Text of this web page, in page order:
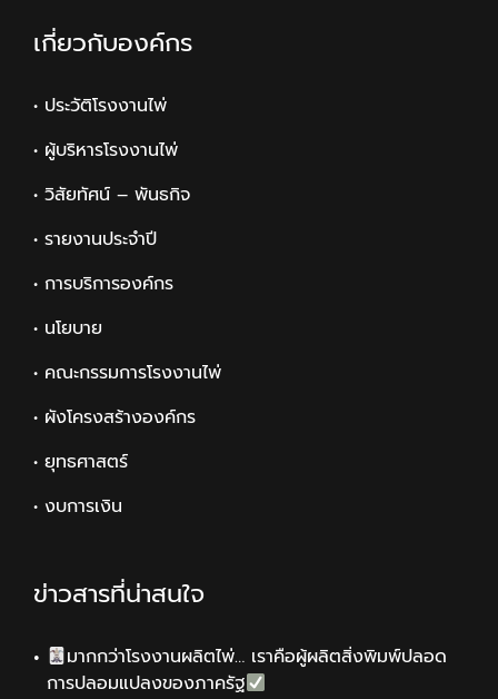
เกี่ยวกับองค์กร
• ประวัติโรงงานไพ่
• ผู้บริหารโรงงานไพ่
• วิสัยทัศน์ – พันธกิจ
• รายงานประจำปี
• การบริการองค์กร
• นโยบาย
• คณะกรรมการโรงงานไพ่
• ผังโครงสร้างองค์กร
• ยุทธศาสตร์
• งบการเงิน
ข่าวสารที่น่าสนใจ
มากกว่าโรงงานผลิตไพ่… เราคือผู้ผลิตสิ่งพิมพ์ปลอด
การปลอมแปลงของภาครัฐ